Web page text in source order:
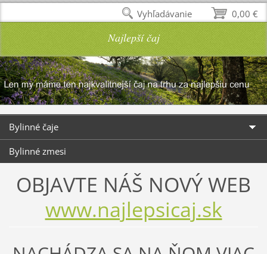
Najlepší čaj
Bylinné čaje
Bylinné zmesi
OBJAVTE NÁŠ NOVÝ WEB
www.najlepsicaj.sk
0,00 €
Vyhľadávanie